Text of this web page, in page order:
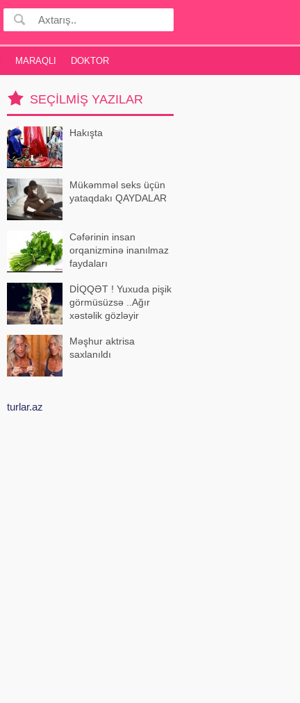
MARAQLI DOKTOR
SEÇILMIŞ YAZILAR
Hakışta
Mükəmməl seks üçün
yataqdakı QAYDALAR
Cəfərinin insan
orqanizminə inanılmaz
faydaları
DİQQƏT ! Yuxuda pişik
görmüsüzsə ..Ağır
xəstəlik gözləyir
Məşhur aktrisa
saxlanıldı
turlar.az